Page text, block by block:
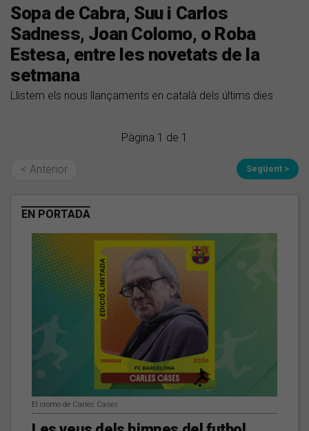
Sopa de Cabra, Suu i Carlos
Sadness, Joan Colomo, o Roba
Estesa, entre les novetats de la
setmana
​Llistem els nous llançaments en català dels últims dies
Pàgina 1 de 1
< Anterior Següent >
EN PORTADA
El cromo de Carles Cases